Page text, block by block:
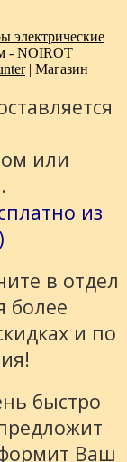
электрические
- NOIROT
| Магазин
или
из
в отдел
более
и по
быстро
Ваш